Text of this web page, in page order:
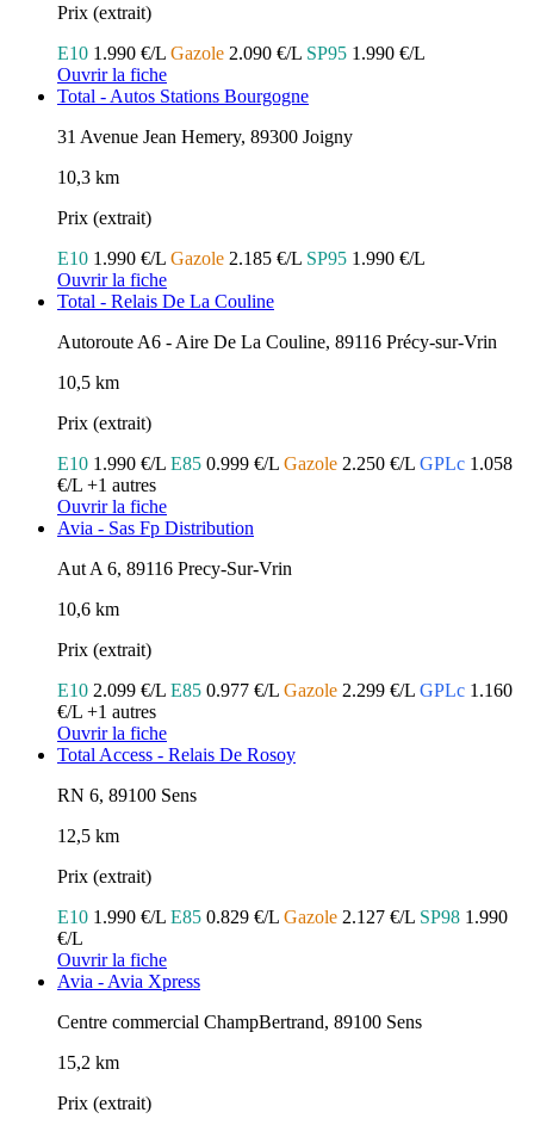
Prix (extrait)
E10 1.990 €/L Gazole 2.090 €/L SP95 1.990 €/L
Ouvrir la fiche
Total - Autos Stations Bourgogne
31 Avenue Jean Hemery, 89300 Joigny
10,3 km
Prix (extrait)
E10 1.990 €/L Gazole 2.185 €/L SP95 1.990 €/L
Ouvrir la fiche
Total - Relais De La Couline
Autoroute A6 - Aire De La Couline, 89116 Précy-sur-Vrin
10,5 km
Prix (extrait)
E10 1.990 €/L E85 0.999 €/L Gazole 2.250 €/L GPLc 1.058
€/L +1 autres
Ouvrir la fiche
Avia - Sas Fp Distribution
Aut A 6, 89116 Precy-Sur-Vrin
10,6 km
Prix (extrait)
E10 2.099 €/L E85 0.977 €/L Gazole 2.299 €/L GPLc 1.160
€/L +1 autres
Ouvrir la fiche
Total Access - Relais De Rosoy
RN 6, 89100 Sens
12,5 km
Prix (extrait)
E10 1.990 €/L E85 0.829 €/L Gazole 2.127 €/L SP98 1.990
€/L
Ouvrir la fiche
Avia - Avia Xpress
Centre commercial ChampBertrand, 89100 Sens
15,2 km
Prix (extrait)